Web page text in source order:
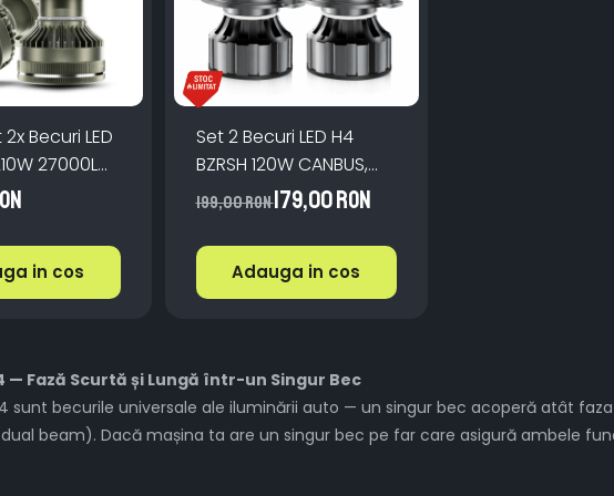
2x Becuri LED
27000LM
Alb
in cos
Set 2 Becuri LED H4
BZRSH 120W CANBUS,
12.000 lm - Montaj
rapid plug&play, fara
eroare, lumina
puternica faza scurta
si lunga
199,00 RON179,00 RON
Adauga in cos
— Fază Scurtă și Lungă într-un Singur Bec
sunt becurile universale ale iluminării auto — un singur bec acoperă atât
beam). Dacă mașina ta are un singur bec pe far care asigură ambele